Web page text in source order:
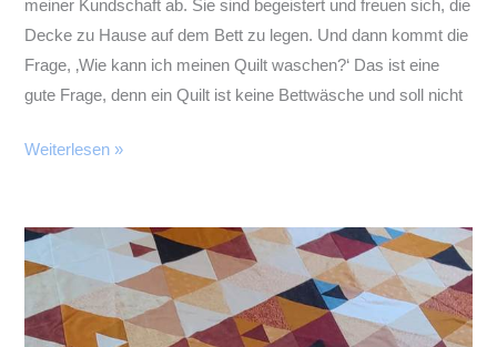
meiner Kundschaft ab. Sie sind begeistert und freuen sich, die
Decke zu Hause auf dem Bett zu legen. Und dann kommt die
Frage, ‚Wie kann ich meinen Quilt waschen?‘ Das ist eine
gute Frage, denn ein Quilt ist keine Bettwäsche und soll nicht
Wie
meinen
Quilt
waschen?
Weiterlesen »